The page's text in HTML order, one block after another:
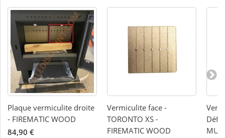
Plaque vermiculite droite
- FIREMATIC WOOD
84,90 €
Vermiculite face -
TORONTO XS -
FIREMATIC WOOD